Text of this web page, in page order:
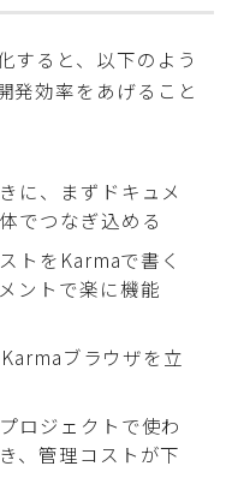
すると、以下のよう
発効率をあげること
に、まずドキュメ
でつなぎ込める
トをKarmaで書く
ントで楽に機能
ブラウザを立
ロジェクトで使わ
、管理コストが下